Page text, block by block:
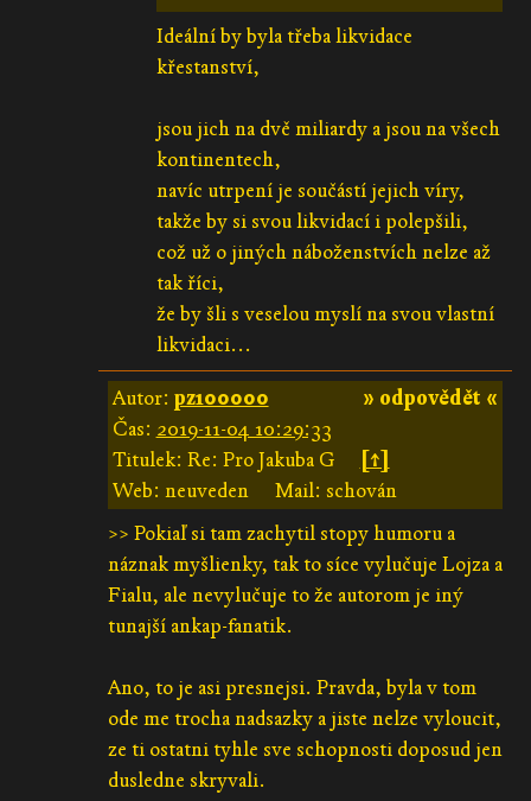
Ideální by byla třeba likvidace
křestanství,
jsou jich na dvě miliardy a jsou na všech
kontinentech,
navíc utrpení je součástí jejich víry,
takže by si svou likvidací i polepšili,
což už o jiných náboženstvích nelze až
tak říci,
že by šli s veselou myslí na svou vlastní
likvidaci...
» odpovědět «
Autor: pz100000
Čas: 2019-11-04 10:29:33
Titulek: Re: Pro Jakuba G
[↑]
Web: neuveden
Mail: schován
>> Pokiaľ si tam zachytil stopy humoru a
náznak myšlienky, tak to síce vylučuje Lojza a
Fialu, ale nevylučuje to že autorom je iný
tunajší ankap-fanatik.
Ano, to je asi presnejsi. Pravda, byla v tom
ode me trocha nadsazky a jiste nelze vyloucit,
ze ti ostatni tyhle sve schopnosti doposud jen
dusledne skryvali.